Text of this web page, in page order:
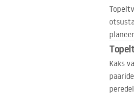
Kaks